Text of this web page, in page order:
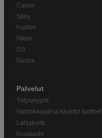
Canon
Sony
Fujifilm
Nikon
DJI
Godox
Palvelut
Yritysmyynti
Vaihtokaupat ja käytetyt tuotteet
Lahjakortti
Kuvataide